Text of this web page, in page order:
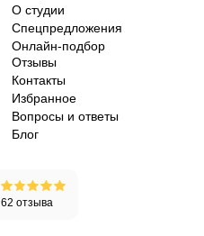
О студии
Спецпредложения
Онлайн-подбор
Отзывы
Контакты
Избранное
Вопросы и ответы
Блог
62 отзыва